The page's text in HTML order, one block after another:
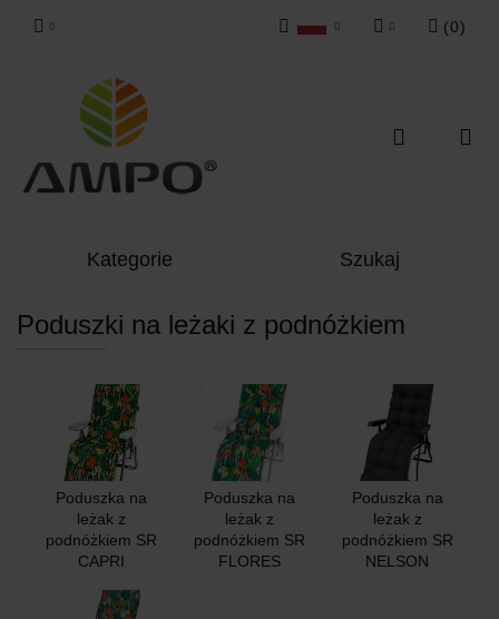
(0)
Kategorie Szukaj
Poduszki na leżaki z podnóżkiem
Poduszka na
leżak z
podnóżkiem SR
CAPRI
Poduszka na
leżak z
podnóżkiem SR
FLORES
Poduszka na
leżak z
podnóżkiem SR
NELSON